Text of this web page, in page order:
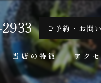
ご予約・お問
当店の特徴 アクセ